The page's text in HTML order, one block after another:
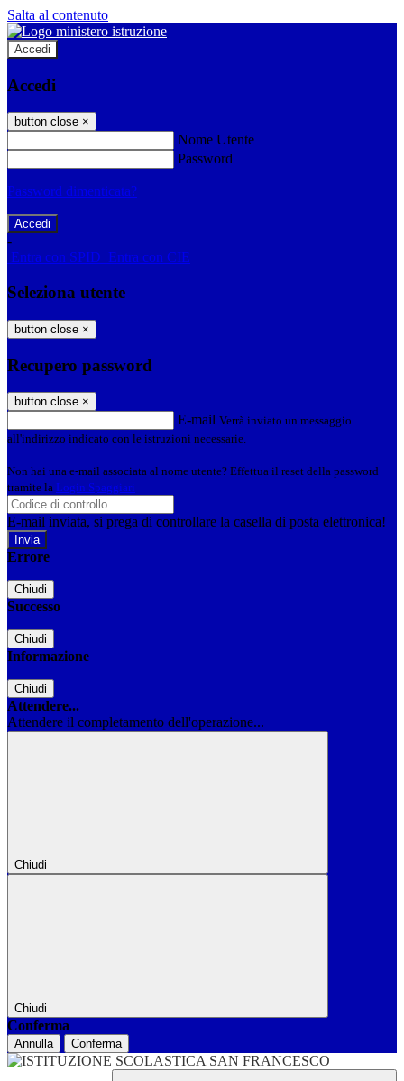
Salta al contenuto
Accedi
Accedi
button close ×
Nome Utente
Password
Password dimenticata?
-
Entra con SPID Entra con CIE
Seleziona utente
button close ×
Recupero password
button close ×
E-mail Verrà inviato un messaggio
all'indirizzo indicato con le istruzioni necessarie.
Non hai una e-mail associata al nome utente? Effettua il reset della password
tramite la Login Spaggiari
E-mail inviata, si prega di controllare la casella di posta elettronica!
Errore
Chiudi
Successo
Chiudi
Informazione
Chiudi
Attendere...
Attendere il completamento dell'operazione...
Chiudi
Chiudi
Conferma
Annulla Conferma